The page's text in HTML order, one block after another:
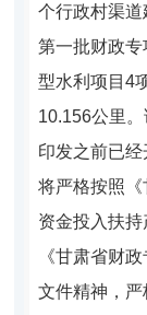
个行政村渠
第一批财政
型水利项目4
10.156公里
印发之前已
将严格按照
资金投入扶持
《甘肃省财
文件精神，